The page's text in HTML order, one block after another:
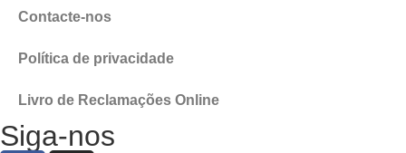
Contacte-nos
Política de privacidade
Livro de Reclamações Online
Siga-nos